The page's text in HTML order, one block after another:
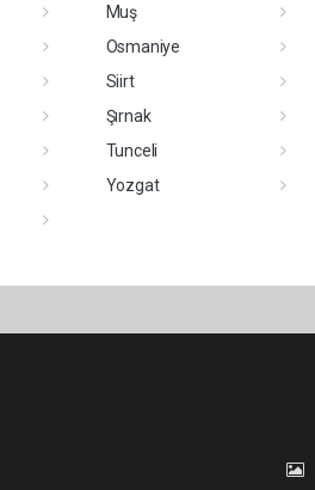
Muş
Osmaniye
Siirt
Şırnak
Tunceli
Yozgat